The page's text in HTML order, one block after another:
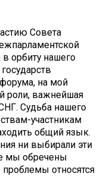
Совета
в орбиту нашего
форума, на мой
роли, важнейшая
Судьба нашего
участникам
общий язык.
ни выбирали эти
мы обречены
относятся